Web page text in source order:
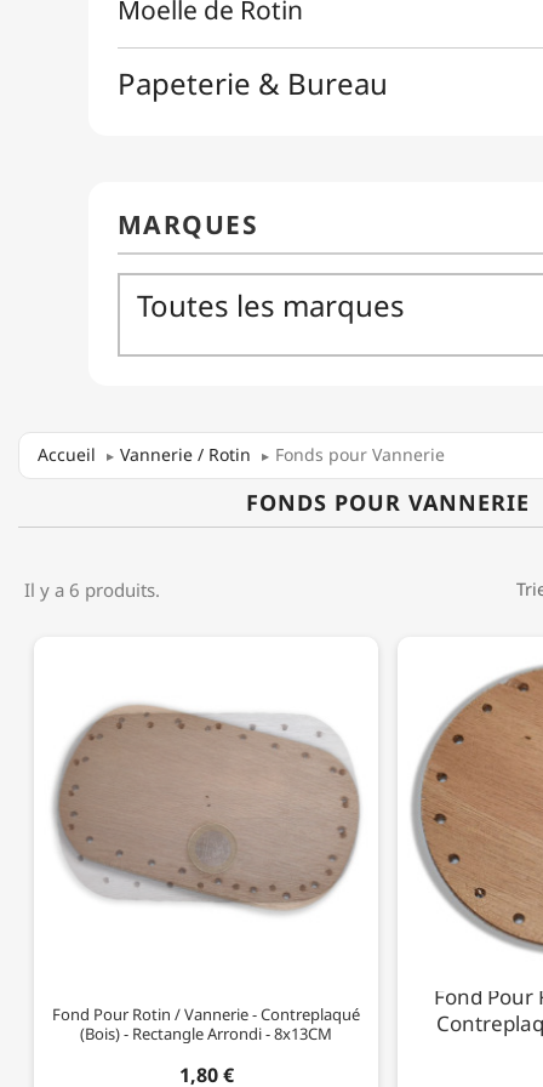
Accueil Vannerie / Rotin Fonds pour Vannerie
FONDS POUR VANNERIE
Il y a 6 produits.
Fond Pour Rotin / Vannerie - Contreplaqué
(Bois) - Rectangle Arrondi - 8x13CM
1,80 €
Fond Pour